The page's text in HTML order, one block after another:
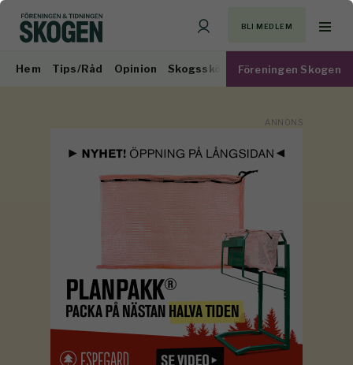
BLI MEDLEM
Hem Tips/Råd Opinion Skogsskötsel Virkesmarknad
Föreningen Skogen